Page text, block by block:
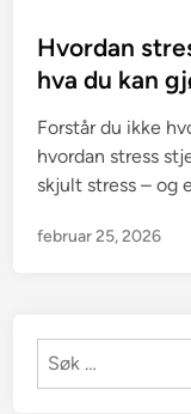
s
t
d
i
n
Hvordan
hva du kan
Forstår du ikke
hvordan stress
skjult stress – og
februar 25, 2026
Søk